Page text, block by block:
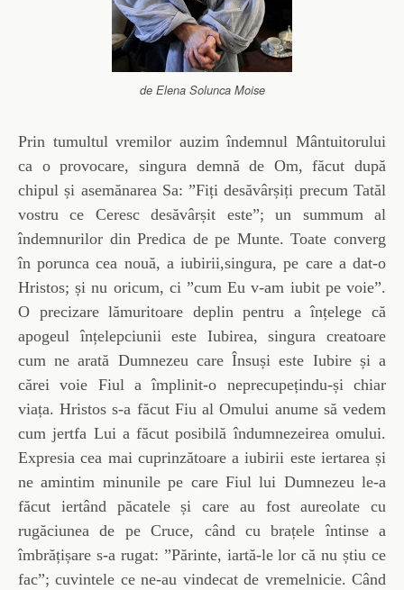
de Elena Solunca Moise
Prin tumultul vremilor auzim îndemnul Mântuitorului
ca o provocare, singura demnă de Om, făcut după
chipul și asemănarea Sa: ”Fiți desăvârșiți precum Tatăl
vostru ce Ceresc desăvârșit este”; un summum al
îndemnurilor din Predica de pe Munte. Toate converg
în porunca cea nouă, a iubirii,singura, pe care a dat-o
Hristos; și nu oricum, ci ”cum Eu v-am iubit pe voie”.
O precizare lămuritoare deplin pentru a înțelege că
apogeul înțelepciunii este Iubirea, singura creatoare
cum ne arată Dumnezeu care Însuși este Iubire și a
cărei voie Fiul a împlinit-o neprecupețindu-și chiar
viața. Hristos s-a făcut Fiu al Omului anume să vedem
cum jertfa Lui a făcut posibilă îndumnezeirea omului.
Expresia cea mai cuprinzătoare a iubirii este iertarea și
ne amintim minunile pe care Fiul lui Dumnezeu le-a
făcut iertând păcatele și care au fost aureolate cu
rugăciunea de pe Cruce, când cu brațele întinse a
îmbrățișare s-a rugat: ”Părinte, iartă-le lor că nu știu ce
fac”; cuvintele ce ne-au vindecat de vremelnicie. Când